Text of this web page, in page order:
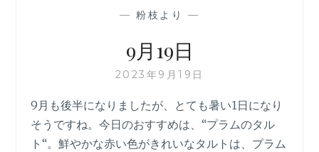
— 粉枝より —
9月19日
2023年9月19日
9月も後半になりましたが、とても暑い1日になり
そうですね。今日のおすすめは、“プラムのタル
ト“。鮮やかな赤い色がきれいなタルトは、プラム